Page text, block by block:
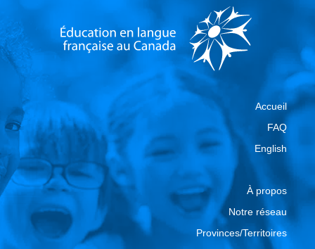
Accueil
FAQ
English
À propos
Notre réseau
Provinces/Territoires